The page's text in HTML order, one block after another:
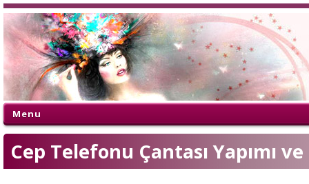
Menu
Cep Telefonu Çantası Yapımı